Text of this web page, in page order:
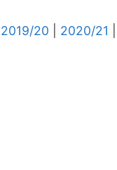
2019/20 2020/21